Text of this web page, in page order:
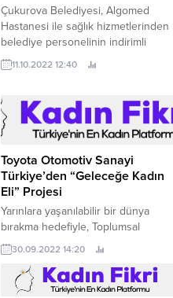
Çukurova Belediyesi, Algomed
Hastanesi ile sağlık hizmetlerinden
belediye personelinin indirimli
yararlanması amacıyla protokol
imzaladı.
11.10.2022 12:40
Toyota Otomotiv Sanayi
Türkiye’den “Geleceğe Kadın
Eli” Projesi
Yarınlara yaşanılabilir bir dünya
bırakma hedefiyle, Toplumsal
Cinsiyet Eşitliği’nin yanı
sıra Sürdürülebilir Kalkınma
İklim Eylemi, Eşitsizliklerin
Azaltılması ve Nitelikli
30.09.2022 14:20